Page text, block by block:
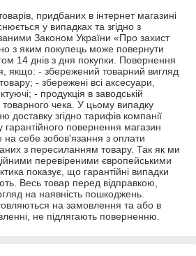
придбаних в інтернет магазині
у випадках та згідно з
Законом України «Про захист
з яким покупець може повернути
14 днів з дня покупки. Повернення
якщо: - збережений товарний вигляд
- збережені всі аксесуари,
- продукція в заводській
товарного чека. У цьому випадку
доставку згідно тарифів компанії
гарантійного повернення магазин
себе зобов'язання з оплати
з пересиланням товару. Так як ми
перевіреними європейськими
показує, що гарантійні випадки
Весь товар перед відправкою,
на наявність пошкоджень.
на замовлення та або в
не підлягають поверненню.